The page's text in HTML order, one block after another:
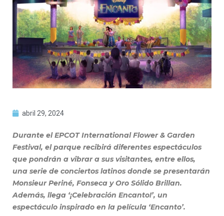
abril 29, 2024
Durante el EPCOT International Flower & Garden
Festival, el parque recibirá diferentes espectáculos
que pondrán a vibrar a sus visitantes, entre ellos,
una serie de conciertos latinos donde se presentarán
Monsieur Periné, Fonseca y Oro Sólido Brillan.
Además, llega ‘¡Celebración Encanto!’, un
espectáculo inspirado en la película ‘Encanto’.